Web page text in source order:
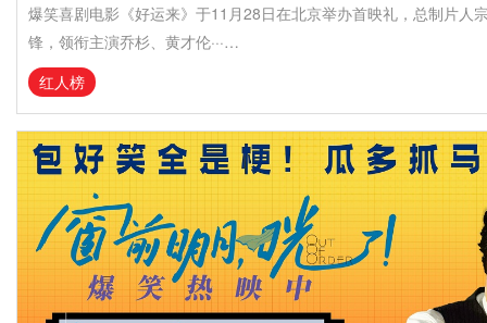
爆笑喜剧电影《好运来》于11月28日在北京举办首映礼，总制片人
锋，领衔主演乔杉、黄才伦···…
红人榜